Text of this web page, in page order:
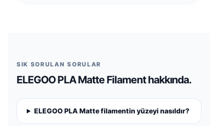
SIK SORULAN SORULAR
ELEGOO PLA Matte Filament hakkında.
ELEGOO PLA Matte filamentin yüzeyi nasıldır?